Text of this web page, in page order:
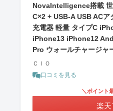
NovaIntelligence搭載
C×2 + USB-A USB ACア
充電器 軽量 タイプC
iPhone13 iPhone12
Pro ウォールチャージャ
ＣＩＯ
口コミを見る
＼ポイント
楽